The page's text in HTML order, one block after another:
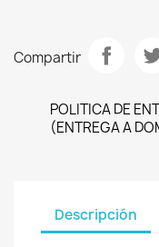
Compartir
POLITICA DE
(ENTREGA A
Descripción